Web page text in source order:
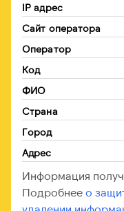
IP адрес
Сайт оператора
Оператор
Код
ФИО
Страна
Город
Адрес
Информация
Подробнее о